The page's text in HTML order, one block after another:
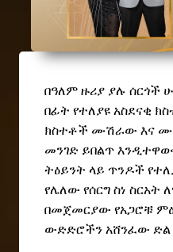
በዓለም ዙሪያ ያሉ ሰርጎች
በፊት የተለያዩ አስደናቂ
ክስተቶች ሙሽራው እና
መንገድ ይበልጥ
ትዕይንት ላይ ጥንዶች
የሌለው የሰርግ ስነ ስርአት
በመጀመርያው የአጋሮቹ
ውድድሮችን አሸንፈው ድል